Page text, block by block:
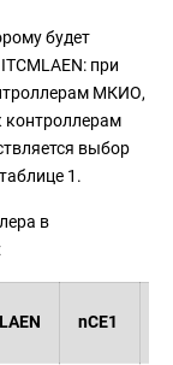
будет
при
МКИО,
контроллерам
выбор
1.
в
nCE1